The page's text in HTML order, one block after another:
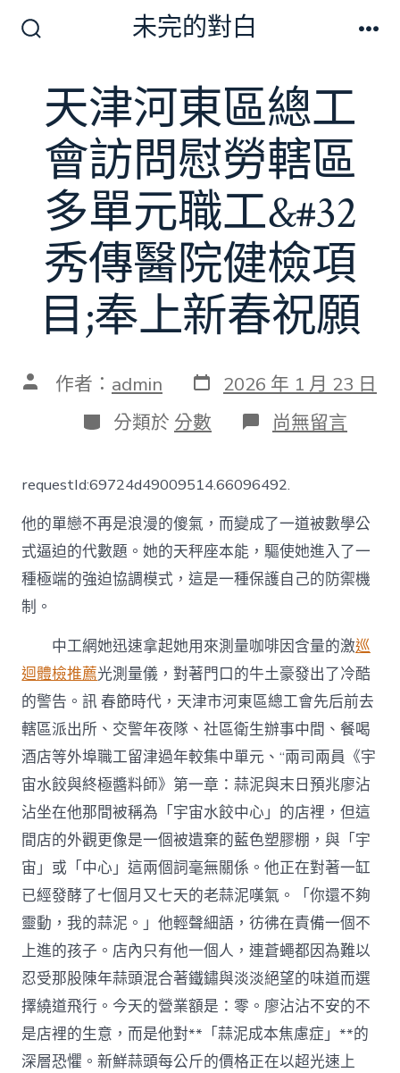
切
換
開
未完的對白
天津河東區總工
會訪問慰勞轄區
多單元職工&#32
秀傳醫院健檢項
目;奉上新春祝願
文 作者： admin 發
表
日
期
2026 年 1 月 23 日
分
類
分類於 分數 在
〈天
河
東
區
總
工
會
訪
勞
轄
區
多
單
元
職
工
&#32
秀
傳
醫
院
健
檢
項
目;
奉
上
新
春
祝
願〉
中
尚無留言
requestId:69724d49009514.66096492.
他的單戀不再是浪漫的傻氣，而變成了一道被數學公
式逼迫的代數題。她的天秤座本能，驅使她進入了一
種極端的強迫協調模式，這是一種保護自己的防禦機
制。
中工網她迅速拿起她用來測量咖啡因含量的激巡
迴體檢推薦光測量儀，對著門口的牛土豪發出了冷酷
的警告。訊 春節時代，天津市河東區總工會先后前去
轄區派出所、交警年夜隊、社區衛生辦事中間、餐喝
酒店等外埠職工留津過年較集中單元、“兩司兩員《宇
宙水餃與終極醬料師》第一章：蒜泥與末日預兆廖沾
沾坐在他那間被稱為「宇宙水餃中心」的店裡，但這
間店的外觀更像是一個被遺棄的藍色塑膠棚，與「宇
宙」或「中心」這兩個詞毫無關係。他正在對著一缸
已經發酵了七個月又七天的老蒜泥嘆氣。「你還不夠
靈動，我的蒜泥。」他輕聲細語，彷彿在責備一個不
上進的孩子。店內只有他一個人，連蒼蠅都因為難以
忍受那股陳年蒜頭混合著鐵鏽與淡淡絕望的味道而選
擇繞道飛行。今天的營業額是：零。廖沾沾不安的不
是店裡的生意，而是他對**「蒜泥成本焦慮症」**的
深層恐懼。新鮮蒜頭每公斤的價格正在以超光速上